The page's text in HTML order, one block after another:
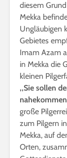
diesem
Mekka
Ungläubigen
Gebietes
Imam Azam
in Mekka die
kleinen
,,Sie sollen
große
zum Pilgern
Mekka, auf
Orten,